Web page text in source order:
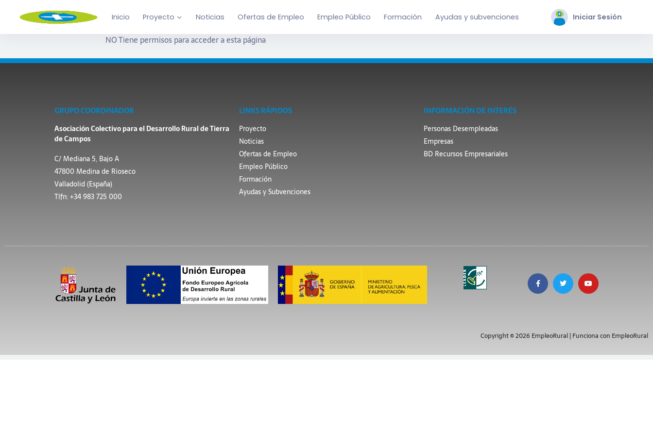
Inicio Proyecto Noticias Ofertas de Empleo Empleo Público Formación Ayudas y subvenciones Iniciar Sesión
NO Tiene permisos para acceder a esta página
GRUPO COORDINADOR
Asociación Colectivo para el Desarrollo Rural de Tierra
de Campos
C/ Mediana 5, Bajo A
47800 Medina de Rioseco
Valladolid (España)
Tlfn: +34 983 725 000
LINKS RÁPIDOS
Proyecto
Noticias
Ofertas de Empleo
Empleo Público
Formación
Ayudas y Subvenciones
INFORMACIÓN DE INTERÉS
Personas Desempleadas
Empresas
BD Recursos Empresariales
Copyright © 2026 EmpleoRural | Funciona con EmpleoRural